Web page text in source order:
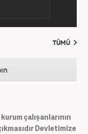
TÜMÜ
çalışanlarının
Devletimize